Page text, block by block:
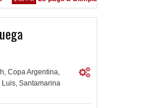
, Copa Argentina,
Luis, Santamarina